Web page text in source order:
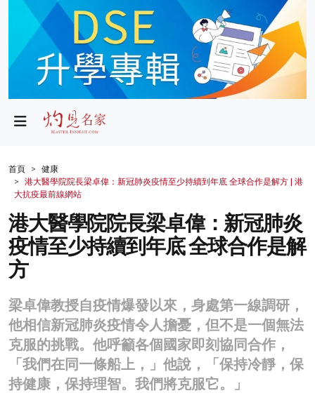
政局
財經
生活
健康
商業
科技
影片
名家榜
灼見活動
關於我們
首頁
健康
港大醫學院院長梁卓偉：新冠肺炎疫情至少持續到年底 全球合作是解方 | 港
大抗疫最前線網站
港大醫學院院長梁卓偉：新冠肺炎
疫情至少持續到年底 全球合作是解
方
梁卓偉教授自疫情爆發以來，身處第一線調研，
他相信新冠肺炎疫情令人擔憂，但不是一個無法
克服的挑戰。他呼籲各個國家即刻協同合作，
「我們在同一條船上，」他說，「保持冷靜，保
持健康，保持理智。我們將克服它。」